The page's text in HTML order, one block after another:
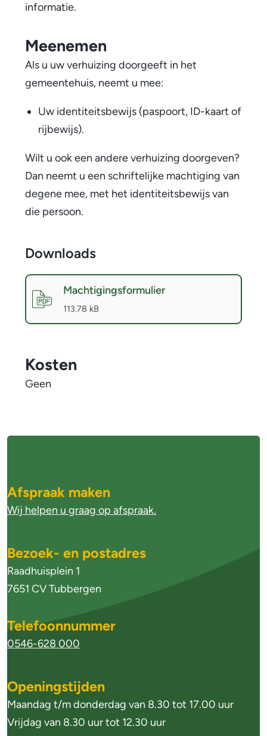
informatie.
Meenemen
Als u uw verhuizing doorgeeft in het
gemeentehuis, neemt u mee:
Uw identiteitsbewijs (paspoort, ID-kaart of
rijbewijs).
Wilt u ook een andere verhuizing doorgeven?
Dan neemt u een schriftelijke machtiging van
degene mee, met het identiteitsbewijs van
die persoon.
Downloads
Machtigingsformulier
(PDF
-
113.78 kB
Kosten
Geen
g
e
e
n
e
n
f
r
m
Afspraak maken
Wij helpen u graag op afspraak.
Bezoek- en postadres
Raadhuisplein 1
7651 CV Tubbergen
Telefoonnummer
0546-628 000
Openingstijden
Maandag t/m donderdag van 8.30 tot 17.00 uur
Vrijdag van 8.30 uur tot 12.30 uur